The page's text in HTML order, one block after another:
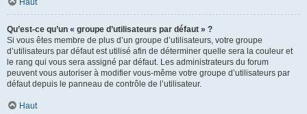
Haut
Qu’est-ce qu’un « groupe d’utilisateurs par défaut » ?
Si vous êtes membre de plus d’un groupe d’utilisateurs, votre groupe
d’utilisateurs par défaut est utilisé afin de déterminer quelle sera la couleur et
le rang qui vous sera assigné par défaut. Les administrateurs du forum
peuvent vous autoriser à modifier vous-même votre groupe d’utilisateurs par
défaut depuis le panneau de contrôle de l’utilisateur.
Haut